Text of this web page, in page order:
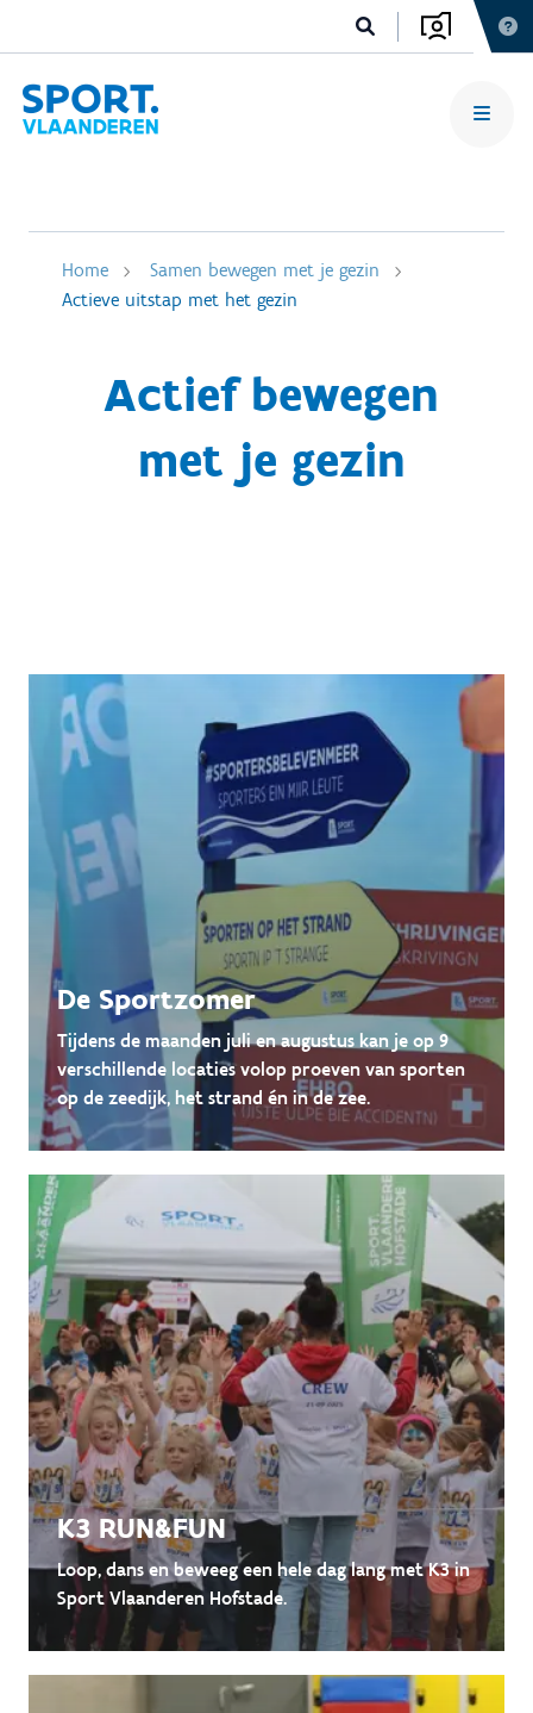
Home
Samen bewegen met je gezin
Actieve uitstap met het gezin
Actief bewegen
met je gezin
De Sportzomer
Tijdens de maanden juli en augustus kan je op 9
verschillende locaties volop proeven van sporten
op de zeedijk, het strand én in de zee.
K3 RUN&FUN
Loop, dans en beweeg een hele dag lang met K3 in
Sport Vlaanderen Hofstade.